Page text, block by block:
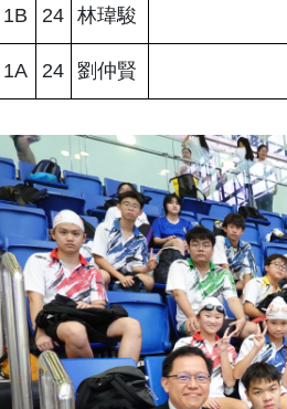
1B 24 林瑋駿
1A 24 劉仲賢